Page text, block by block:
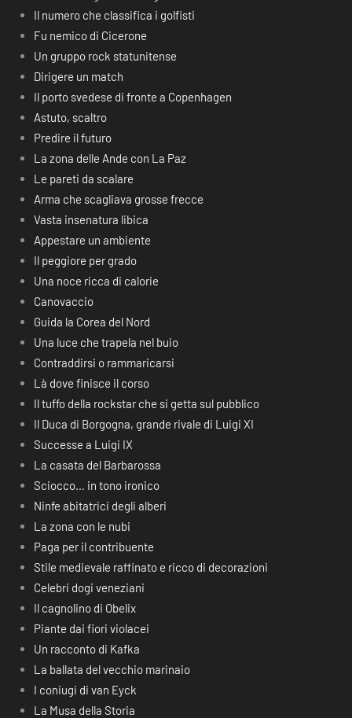
Il numero che classifica i golfisti
Fu nemico di Cicerone
Un gruppo rock statunitense
Dirigere un match
Il porto svedese di fronte a Copenhagen
Astuto, scaltro
Predire il futuro
La zona delle Ande con La Paz
Le pareti da scalare
Arma che scagliava grosse frecce
Vasta insenatura libica
Appestare un ambiente
Il peggiore per grado
Una noce ricca di calorie
Canovaccio
Guida la Corea del Nord
Una luce che trapela nel buio
Contraddirsi o rammaricarsi
Là dove finisce il corso
Il tuffo della rockstar che si getta sul pubblico
Il Duca di Borgogna, grande rivale di Luigi XI
Successe a Luigi IX
La casata del Barbarossa
Sciocco… in tono ironico
Ninfe abitatrici degli alberi
La zona con le nubi
Paga per il contribuente
Stile medievale raffinato e ricco di decorazioni
Celebri dogi veneziani
Il cagnolino di Obelix
Piante dai fiori violacei
Un racconto di Kafka
La ballata del vecchio marinaio
I coniugi di van Eyck
La Musa della Storia